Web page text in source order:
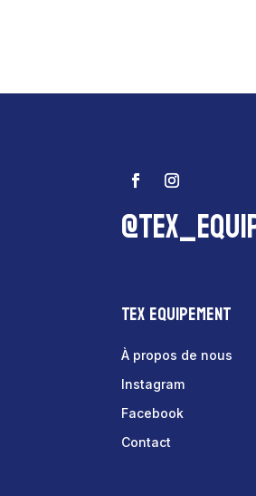
Tex Equipement
À propos de nous
Instagram
Facebook
Contact